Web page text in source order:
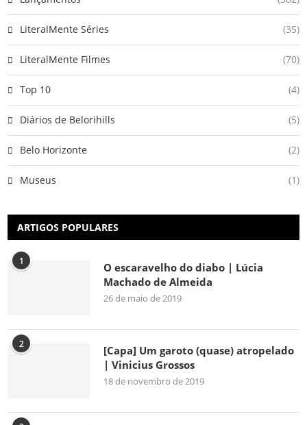
LiteralMente Séries (35)
LiteralMente Filmes (70)
Top 10 (4)
Diários de Belorihills (5)
Belo Horizonte (2)
Museus (1)
ARTIGOS POPULARES
1
O escaravelho do diabo | Lúcia
Machado de Almeida
26 de maio de 2019
2
[Capa] Um garoto (quase) atropelado
| Vinicius Grossos
18 de novembro de 2019